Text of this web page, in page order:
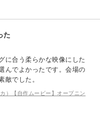
た
に合う柔らかな映像にした
んでよかったです。会場の
敵でした。
）【自作ムービー】オープニン